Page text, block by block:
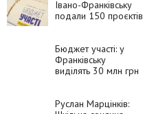
Івано-Франківську
подали 150 проєктів
Бюджет участі: у
Франківську
виділять 30 млн грн
Руслан Марцінків: